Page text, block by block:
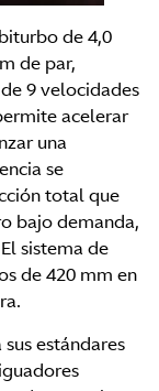
de 4,0
de par,
9 velocidades
acelerar
una
se
total que
bajo demanda,
sistema de
de 420 mm en
estándares